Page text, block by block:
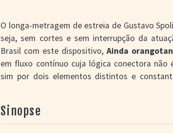
O longa-metragem de estreia de Gustavo
seja, sem cortes e sem interrupção da
Brasil com este dispositivo,Ainda
em fluxo contínuo cuja lógica conectora
sim por dois elementos distintos e
camisa do Sport Club Internacional, que
cinematográfico em 81 minutos ininterruptos.
esta uma hora e vinte e um minutos de
Sinopse